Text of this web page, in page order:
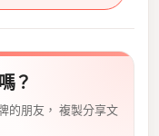
？
的朋友， 複製分享文